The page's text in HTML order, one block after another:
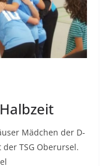
Mädchen der D-
TSG Oberursel.